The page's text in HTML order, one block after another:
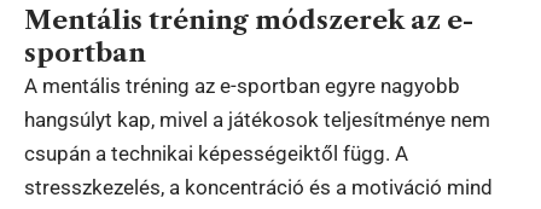
Mentális tréning módszerek az e-
sportban
A mentális tréning az e-sportban egyre nagyobb
hangsúlyt kap, mivel a játékosok teljesítménye nem
csupán a technikai képességeiktől függ. A
stresszkezelés, a koncentráció és a motiváció mind